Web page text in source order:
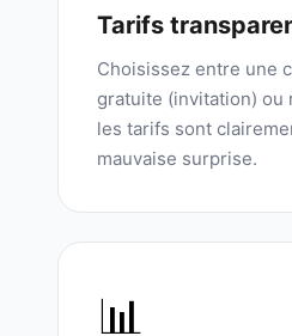
Tarifs
Choisissez entre une
gratuite (invitation) ou
les tarifs sont
mauvaise surprise.
📊